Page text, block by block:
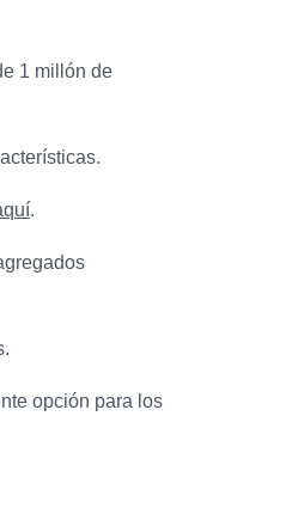
1 millón de
.
opción para los